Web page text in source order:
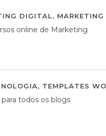
DIGITAL,
online de Marketing
, TEMPLATES
todos os blogs